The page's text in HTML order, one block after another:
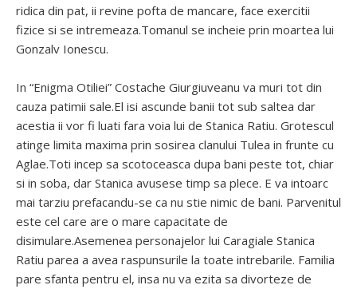
ridica din pat, ii revine pofta de mancare, face exercitii
fizice si se intremeaza.Tomanul se incheie prin moartea lui
Gonzalv Ionescu.
In “Enigma Otiliei” Costache Giurgiuveanu va muri tot din
cauza patimii sale.El isi ascunde banii tot sub saltea dar
acestia ii vor fi luati fara voia lui de Stanica Ratiu. Grotescul
atinge limita maxima prin sosirea clanului Tulea in frunte cu
Aglae.Toti incep sa scotoceasca dupa bani peste tot, chiar
si in soba, dar Stanica avusese timp sa plece. E va intoarc
mai tarziu prefacandu-se ca nu stie nimic de bani. Parvenitul
este cel care are o mare capacitate de
disimulare.Asemenea personajelor lui Caragiale Stanica
Ratiu parea a avea raspunsurile la toate intrebarile. Familia
pare sfanta pentru el, insa nu va ezita sa divorteze de